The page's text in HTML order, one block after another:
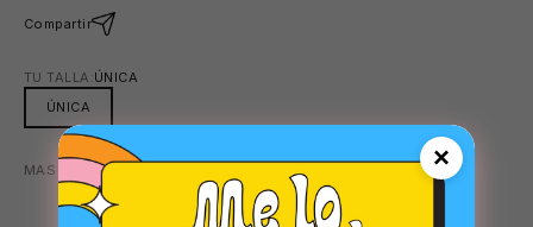
Compartir
TU TALLA:ÚNICA
ÚNICA
MAS COLORES DISPONIBLES:
VERDE
×
🧴